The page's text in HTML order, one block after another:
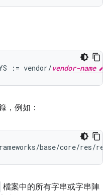
:= vendor/vendor-name
，例如：
檔案中的所有字串或字串陣